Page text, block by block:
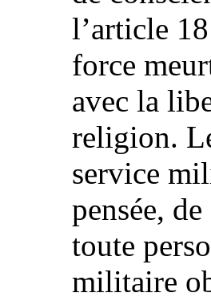
l’article
force
avec la
religion.
service
pensée,
toute
militaire